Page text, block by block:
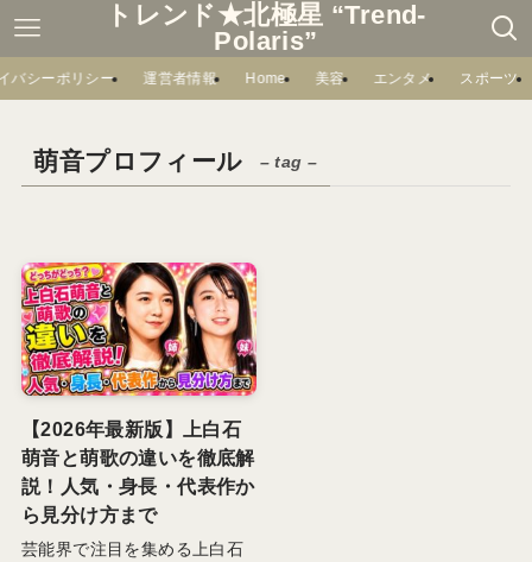
トレンド★北極星 “Trend-
Polaris”
バシーポリシー 運営者情報 Home 美容 エンタメ スポーツ
萌音プロフィール – tag –
【2026年最新版】上白石
萌音と萌歌の違いを徹底解
説！人気・身長・代表作か
ら見分け方まで
芸能界で注目を集める上白石